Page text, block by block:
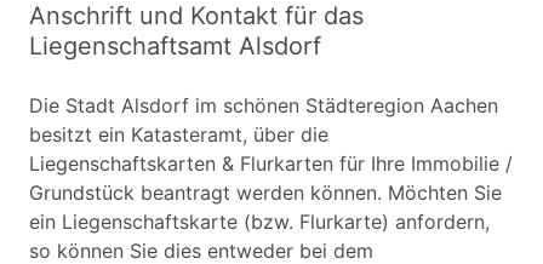
Anschrift und Kontakt für das
Liegenschaftsamt Alsdorf
Die Stadt Alsdorf im schönen Städteregion Aachen
besitzt ein Katasteramt, über die
Liegenschaftskarten & Flurkarten für Ihre Immobilie /
Grundstück beantragt werden können. Möchten Sie
ein Liegenschaftskarte (bzw. Flurkarte) anfordern,
so können Sie dies entweder bei dem